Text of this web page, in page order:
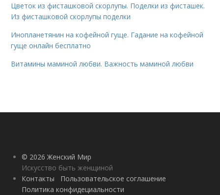
Цветок из фисташковой скорлупы. Поделки из фисташек.
Из фисташковой скорлупы поделки
Инопланетянин на кофейной гуще. Гадание на кофейной
гуще онлайн бесплатно
Витамины маминой любви. Важность маминой любви
© 2026 Женский Мир
Искусство быть женщиной
Контакты
Пользовательское соглашение
Политика конфидециальности